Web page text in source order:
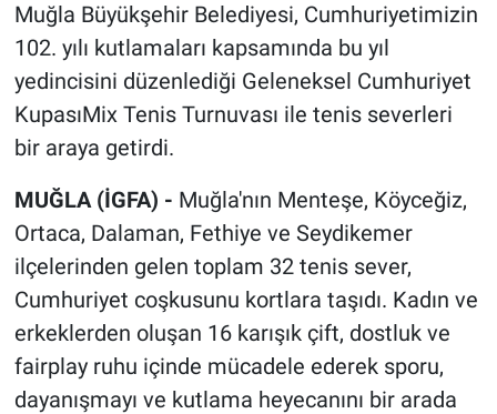
Muğla Büyükşehir Belediyesi, Cumhuriyetimizin
102. yılı kutlamaları kapsamında bu yıl
yedincisini düzenlediği Geleneksel Cumhuriyet
KupasıMix Tenis Turnuvası ile tenis severleri
bir araya getirdi.
MUĞLA (İGFA) - Muğla'nın Menteşe, Köyceğiz,
Ortaca, Dalaman, Fethiye ve Seydikemer
ilçelerinden gelen toplam 32 tenis sever,
Cumhuriyet coşkusunu kortlara taşıdı. Kadın ve
erkeklerden oluşan 16 karışık çift, dostluk ve
fairplay ruhu içinde mücadele ederek sporu,
dayanışmayı ve kutlama heyecanını bir arada